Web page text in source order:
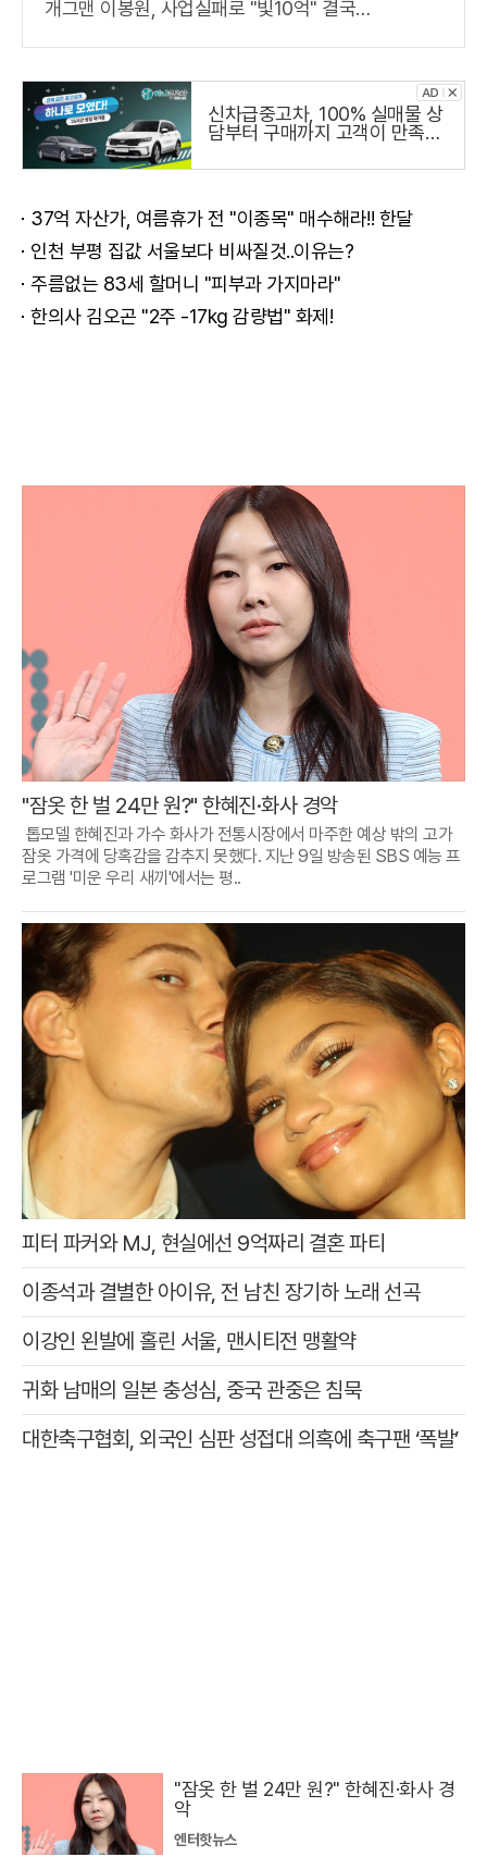
개그맨 이봉원, 사업실패로 "빛10억" 결국…
신차급중고차, 100% 실매물 상
담부터 구매까지 고객이 만족하
37억 자산가, 여름휴가 전 "이종목" 매수해라!! 한달
인천 부평 집값 서울보다 비싸질것..이유는?
주름없는 83세 할머니 "피부과 가지마라"
한의사 김오곤 "2주 -17kg 감량법" 화제!
"잠옷 한 벌 24만 원?" 한혜진·화사 경악
톱모델 한혜진과 가수 화사가 전통시장에서 마주한 예상 밖의 고가
잠옷 가격에 당혹감을 감추지 못했다. 지난 9일 방송된 SBS 예능 프
로그램 '미운 우리 새끼'에서는 평..
피터 파커와 MJ, 현실에선 9억짜리 결혼 파티
이종석과 결별한 아이유, 전 남친 장기하 노래 선곡
이강인 왼발에 홀린 서울, 맨시티전 맹활약
귀화 남매의 일본 충성심, 중국 관중은 침묵
대한축구협회, 외국인 심판 성접대 의혹에 축구팬 ‘폭발’
"잠옷 한 벌 24만 원?" 한혜진·화사 경
악
엔터핫뉴스